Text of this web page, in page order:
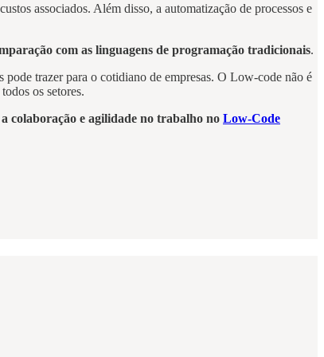
associados. Além disso, a automatização de processos e
com as linguagens de programação tradicionais.
trazer para o cotidiano de empresas. O Low-code não é
os setores.
colaboração e agilidade no trabalho no Low-Code